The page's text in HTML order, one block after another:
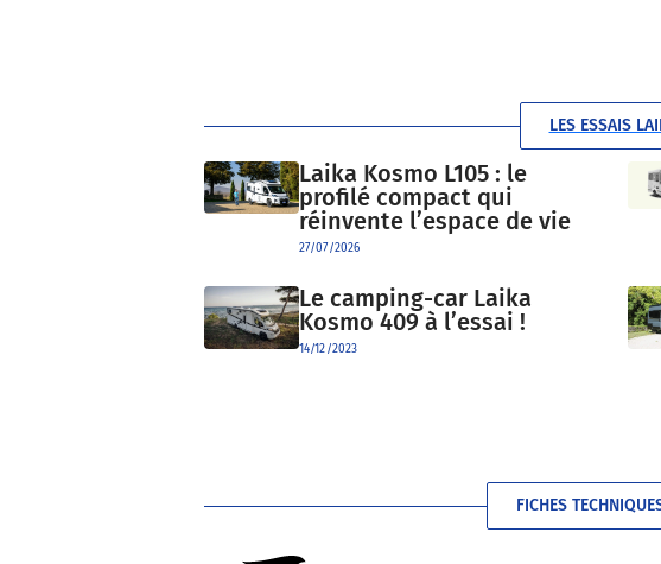
LES ESSAIS
Laika Kosmo L105 : le
profilé compact qui
réinvente l’espace de vie
27/07/2026
Le camping-car Laika
Kosmo 409 à l’essai !
14/12/2023
FICHES